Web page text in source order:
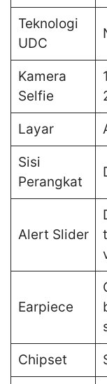
Teknologi
UDC
Kamera
Selfie
Layar
Sisi
Perangkat
Alert Slider
Earpiece
Chipset